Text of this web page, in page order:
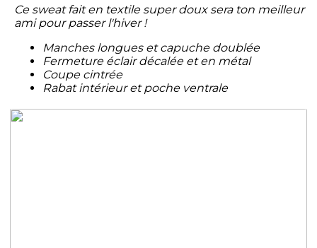
Ce sweat fait en textile super doux sera ton meilleur
ami pour passer l'hiver !
Manches longues et capuche doublée
Fermeture éclair décalée et en métal
Coupe cintrée
Rabat intérieur et poche ventrale